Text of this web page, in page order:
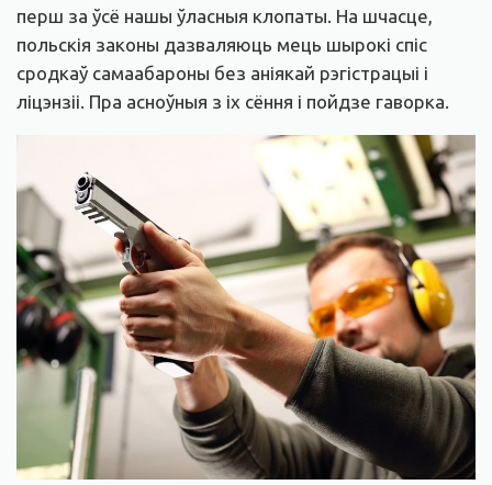
перш за ўсё нашы ўласныя клопаты. На шчасце,
польскія законы дазваляюць мець шырокі спіс
сродкаў самаабароны без аніякай рэгістрацыі і
ліцэнзіі. Пра асноўныя з іх сёння і пойдзе гаворка.